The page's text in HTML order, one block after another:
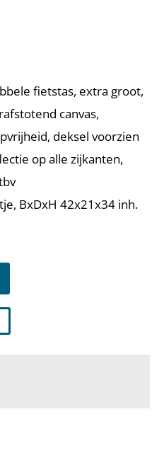
fietstas, extra groot,
canvas,
deksel voorzien
op alle zijkanten,
BxDxH 42x21x34 inh.